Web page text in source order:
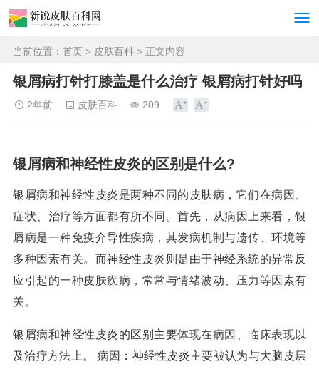
当前位置： 首页 > 皮肤百科 > 正文内容
银屑病打针打膝盖是什么治疗 银屑病打针好吗
2年前 皮肤百科 209
银屑病和神经性皮炎的区别是什么?
银屑病和神经性皮炎是两种不同的皮肤病，它们在病因、
症状、治疗等方面都有所不同。首先，从病因上来看，银
屑病是一种免疫介导性疾病，其发病机制与遗传、环境等
多种因素有关。而神经性皮炎则是由于神经系统的异常反
应引起的一种皮肤疾病，常常与情绪波动、压力等因素有
关。
银屑病和神经性皮炎的区别主要体现在病因、临床表现以
及治疗方法上。 病因：神经性皮炎主要被认为与大脑皮层